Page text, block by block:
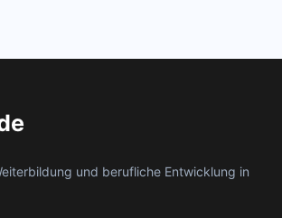
und berufliche Entwicklung in